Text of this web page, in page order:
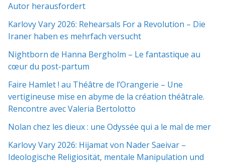
Autor herausfordert
Karlovy Vary 2026: Rehearsals For a Revolution – Die
Iraner haben es mehrfach versucht
Nightborn de Hanna Bergholm – Le fantastique au
cœur du post-partum
Faire Hamlet ! au Théâtre de l’Orangerie – Une
vertigineuse mise en abyme de la création théâtrale.
Rencontre avec Valeria Bertolotto
Nolan chez les dieux : une Odyssée qui a le mal de mer
Karlovy Vary 2026: Hijamat von Nader Saeivar​​ –
Ideologische Religiosität, mentale Manipulation und